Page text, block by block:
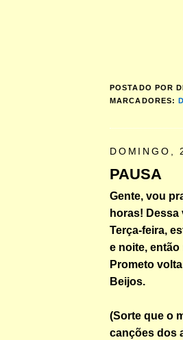
POSTADO POR
MARCADORES:
DOMINGO,
PAUSA
Gente, vou
horas! Dessa
Terça-feira,
e noite,
Prometo
Beijos.
(Sorte que o
canções dos